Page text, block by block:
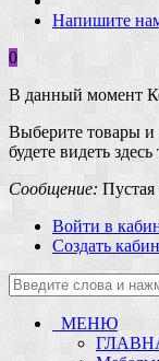
Напишите
0
В данный момент
Выберите товары
будете видеть
Сообщение: Пустая
Войти в
Создать
МЕНЮ